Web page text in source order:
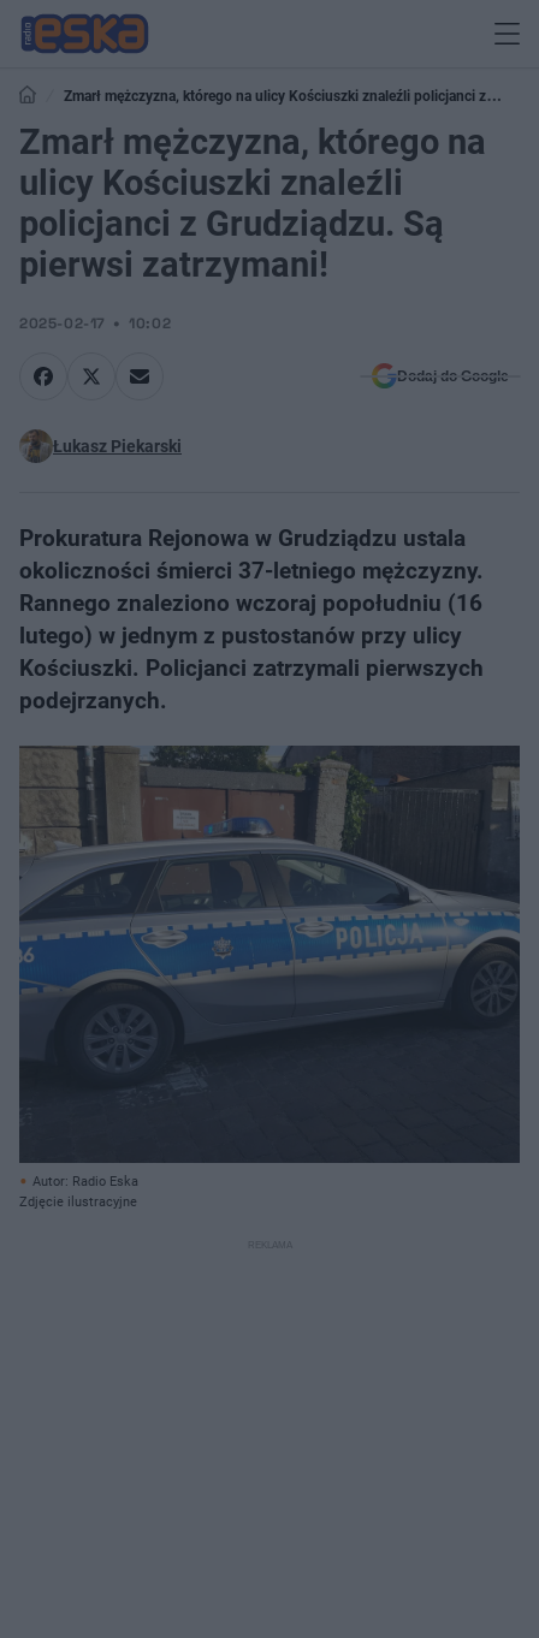
Zmarł mężczyzna, którego na ulicy Kościuszki znaleźli policjanci z
Grudziądzu. Są pierwsi zatrzymani!
Zmarł mężczyzna, którego na
ulicy Kościuszki znaleźli
policjanci z Grudziądzu. Są
pierwsi zatrzymani!
2025-02-17 10:02
Dodaj do Google
Łukasz Piekarski
Prokuratura Rejonowa w Grudziądzu ustala
okoliczności śmierci 37-letniego mężczyzny.
Rannego znaleziono wczoraj popołudniu (16
lutego) w jednym z pustostanów przy ulicy
Kościuszki. Policjanci zatrzymali pierwszych
podejrzanych.
Autor: Radio Eska
Zdjęcie ilustracyjne